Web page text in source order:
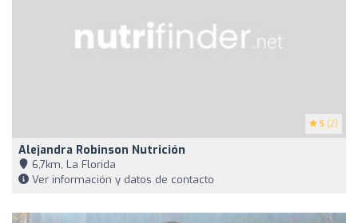
5 (2)
Alejandra Robinson Nutrición
6,7km, La Florida
Ver información y datos de contacto